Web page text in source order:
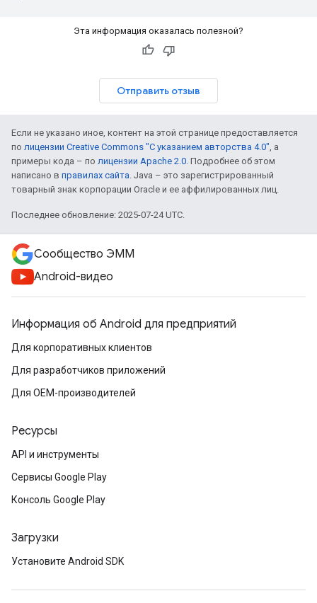
Эта информация оказалась полезной?
Отправить отзыв
Если не указано иное, контент на этой странице предоставляется
по лицензии Creative Commons "С указанием авторства 4.0" , а
примеры кода – по лицензии Apache 2.0 . Подробнее об этом
написано в правилах сайта . Java – это зарегистрированный
товарный знак корпорации Oracle и ее аффилированных лиц.
Последнее обновление: 2025-07-24 UTC.
Сообщество ЭММ
Android-видео
Информация об Android для предприятий
Для корпоративных клиентов
Для разработчиков приложений
Для OEM-производителей
Ресурсы
API и инструменты
Сервисы Google Play
Консоль Google Play
Загрузки
Установите Android SDK